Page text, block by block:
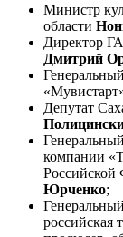
Министр
области
Директор
Дмитрий
Депутат
компании
Российской
Юрченко;
российская